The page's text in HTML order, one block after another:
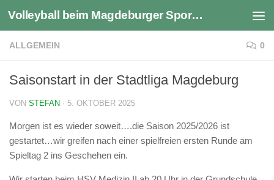
Zum Inhalt springen Volleyball beim Magdeburger Sportverein 1990 e.V.
ALLGEMEIN 0
Saisonstart in der Stadtliga Magdeburg
VON STEFAN · 5. OKTOBER 2025
Morgen ist es wieder soweit….die Saison 2025/2026 ist
gestartet…wir greifen nach einer spielfreien ersten Runde am
Spieltag 2 ins Geschehen ein.